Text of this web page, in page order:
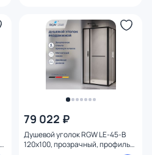
79 022 ₽
Душевой уголок RGW LE-45-B
120x100, прозрачный, профиль